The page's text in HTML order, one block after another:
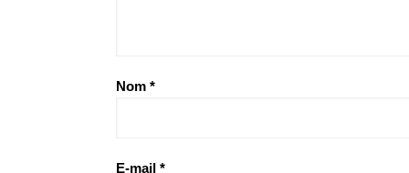
Nom *
E-mail *